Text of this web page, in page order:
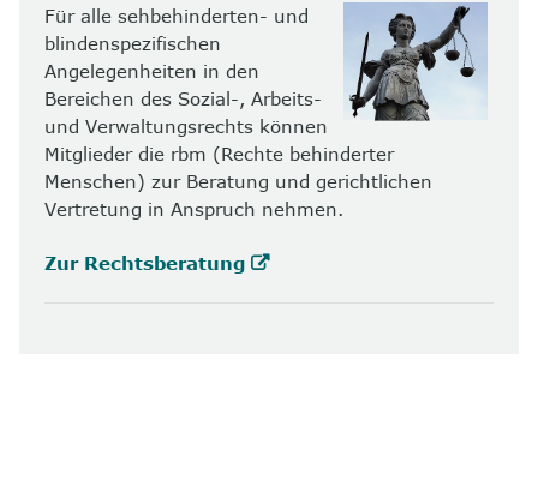
Für alle sehbehinderten- und
blindenspezifischen
Angelegenheiten in den
Bereichen des Sozial-, Arbeits-
und Verwaltungsrechts können
Mitglieder die rbm (Rechte behinderter
Menschen) zur Beratung und gerichtlichen
Vertretung in Anspruch nehmen.
Zur Rechtsberatung